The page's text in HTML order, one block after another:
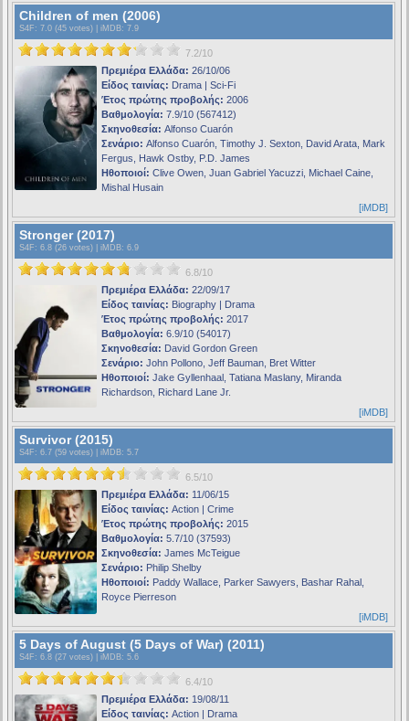
Children of men (2006)
S4F : 7.0 (45 votes) | iMDB: 7.9
7.2/10
Πρεμιέρα Ελλάδα: 26/10/06
Είδος ταινίας: Drama | Sci-Fi
Έτος πρώτης προβολής: 2006
Βαθμολογία: 7.9/10 (567412)
Σκηνοθεσία: Alfonso Cuarón
Σενάριο: Alfonso Cuarón, Timothy J. Sexton, David Arata, Mark
Fergus, Hawk Ostby, P.D. James
Ηθοποιοί: Clive Owen, Juan Gabriel Yacuzzi, Michael Caine,
Mishal Husain
[iMDB]
Stronger (2017)
S4F : 6.8 (26 votes) | iMDB: 6.9
6.8/10
Πρεμιέρα Ελλάδα: 22/09/17
Είδος ταινίας: Biography | Drama
Έτος πρώτης προβολής: 2017
Βαθμολογία: 6.9/10 (54017)
Σκηνοθεσία: David Gordon Green
Σενάριο: John Pollono, Jeff Bauman, Bret Witter
Ηθοποιοί: Jake Gyllenhaal, Tatiana Maslany, Miranda
Richardson, Richard Lane Jr.
[iMDB]
Survivor (2015)
S4F : 6.7 (59 votes) | iMDB: 5.7
6.5/10
Πρεμιέρα Ελλάδα: 11/06/15
Είδος ταινίας: Action | Crime
Έτος πρώτης προβολής: 2015
Βαθμολογία: 5.7/10 (37593)
Σκηνοθεσία: James McTeigue
Σενάριο: Philip Shelby
Ηθοποιοί: Paddy Wallace, Parker Sawyers, Bashar Rahal,
Royce Pierreson
[iMDB]
5 Days of August (5 Days of War) (2011)
S4F : 6.8 (27 votes) | iMDB: 5.6
6.4/10
Πρεμιέρα Ελλάδα: 19/08/11
Είδος ταινίας: Action | Drama